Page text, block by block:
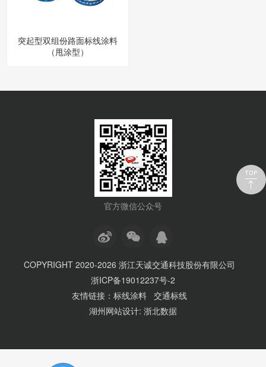
突起型双组份路面标线涂料
（甩涂型）
官方微信公众号
COPYRIGHT 2020-2026 浙江天诚交通科技股份有限公司
浙ICP备19012237号-2
友情链接： 标线涂料 交通标线
湖州网站设计: 浙北数据